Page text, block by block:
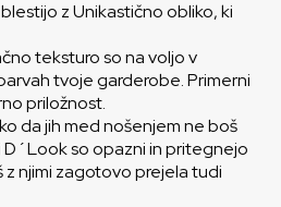
z Unikastično obliko, ki
teksturo so na voljo v
tvoje garderobe. Primerni
priložnost.
da jih med nošenjem ne boš
so opazni in pritegnejo
njimi zagotovo prejela tudi